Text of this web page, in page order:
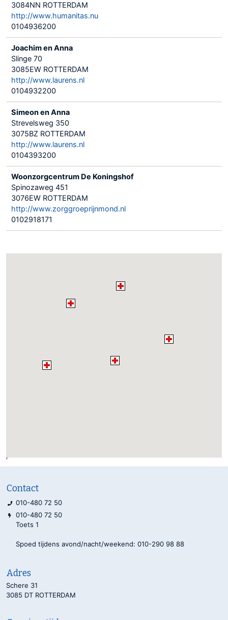
3084NN ROTTERDAM
http://www.humanitas.nu
0104936200
Joachim en Anna
Slinge 70
3085EW ROTTERDAM
http://www.laurens.nl
0104932200
Simeon en Anna
Strevelsweg 350
3075BZ ROTTERDAM
http://www.laurens.nl
0104393200
Woonzorgcentrum De Koningshof
Spinozaweg 451
3076EW ROTTERDAM
http://www.zorggroeprijnmond.nl
0102918171
Contact
010-480 72 50
010-480 72 50
Toets 1
Spoed tijdens avond/nacht/weekend: 010-290 98 88
Adres
Schere 31
3085 DT ROTTERDAM